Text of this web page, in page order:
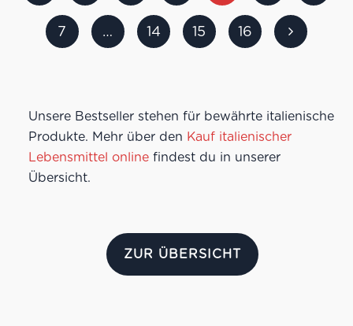
7 … 14 15 16
Unsere Bestseller stehen für bewährte italienische
Produkte. Mehr über den Kauf italienischer
Lebensmittel onlinefindest du in unserer
Übersicht.
ZUR ÜBERSICHT